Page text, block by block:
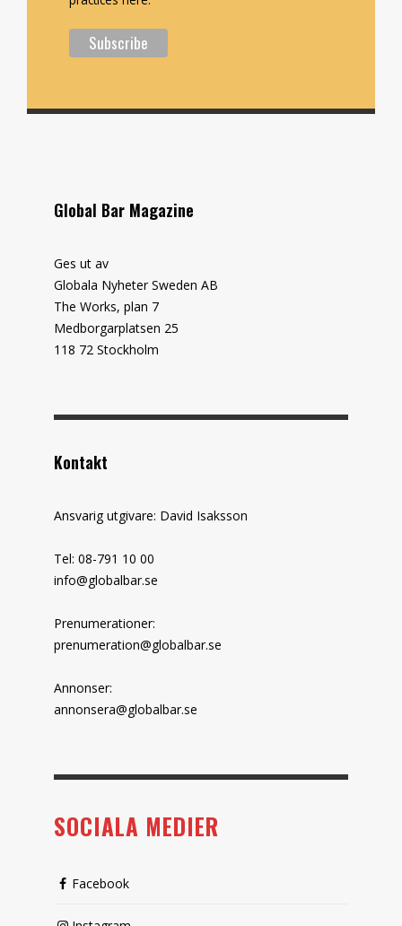
Global Bar Magazine
Ges ut av
Globala Nyheter Sweden AB
The Works, plan 7
Medborgarplatsen 25
118 72 Stockholm
Kontakt
Ansvarig utgivare: David Isaksson
Tel: 08-791 10 00
info@globalbar.se
Prenumerationer:
prenumeration@globalbar.se
Annonser:
annonsera@globalbar.se
SOCIALA MEDIER
Facebook